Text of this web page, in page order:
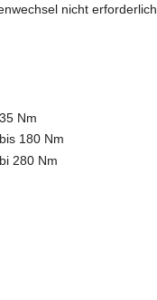
nicht erforderlich.
Nm
180 Nm
280 Nm